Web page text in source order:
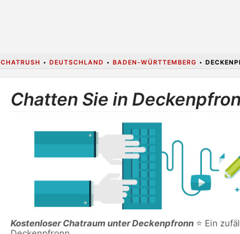
CHATRUSH • DEUTSCHLAND • BADEN-WÜRTTEMBERG •
Chatten Sie in
Kostenloser Chatraum unter Deckenpfronn⭐ Ein